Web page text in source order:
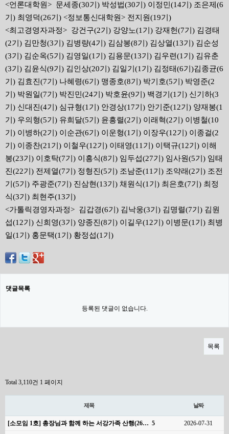
<언론대학원> 문세종(30기) 박성법(30기) 이정민(14기) 조은제(6
기) 최영덕(26기) <정보통신대학원> 전지원(19기)
<최고경영자과정> 강건구(2기) 강양노(1기) 강재헌(7기) 김경태
(2기) 김만청(3기) 김병량(4기) 김삼봉(8기) 김상열(13기) 김순성
(3기) 김순옥(5기) 김영일(1기) 김용문(13기) 김우련(1기) 김유춘
(3기) 김윤식(9기) 김인상(20기) 김일기(1기) 김정태(6기)김종균(6
기) 김효진(7기) 나혜령(6기) 맹종호(8기) 박기호(5기) 박영준(2
기) 박원일(7기) 박진민(24기) 박호윤(9기) 백경기(1기) 신기하(3
기) 신대진(4기) 심규형(1기) 안경상(17기) 안기준(12기) 양재봉(1
기) 우의형(5기) 유희달(5기) 윤흥렬(2기) 이래혁(2기) 이병철(10
기) 이병하(2기) 이순관(6기) 이운형(1기) 이장우(12기) 이종걸(2
기) 이종찬(21기) 이철우(12기) 이태영(11기) 이택규(12기) 이해
봉(23기) 이호탁(7기) 이흥식(8기) 임두섭(27기) 임사원(5기) 임태
진(22기) 전제열(7기) 정형진(5기) 조남준(11기) 조약래(2기) 조전
기(5기) 주광준(7기) 진삼현(13기) 채원식(1기) 최은호(7기) 최정
식(3기) 최현주(13기)
<가톨릭경영자과정> 김갑경(6기) 김낙웅(3기) 김명렬(7기) 김원
섭(12기) 신희영(3기) 양종진(8기) 이길우(12기) 이병문(1기) 최병
일(1기) 홍문택(1기) 황정섭(1기)
댓글목록
등록된 댓글이 없습니다.
목록
Total 3,110건 1 페이지
제목 날짜
[소모임 1호] 총장님과 함께 하는 서강가족 산행(26… 5 2026-07-31